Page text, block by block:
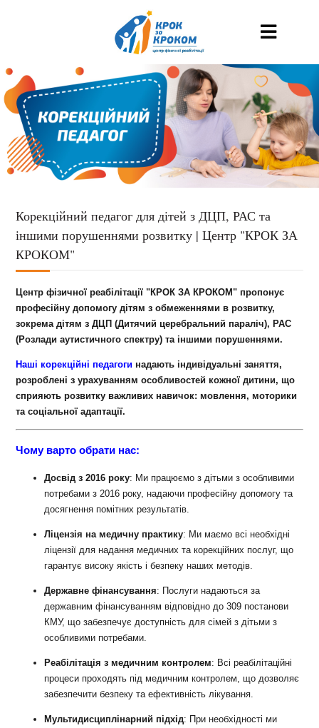
Корекційний педагог для дітей з ДЦП, РАС та
іншими порушеннями розвитку | Центр "КРОК ЗА
КРОКОМ"
Центр фізичної реабілітації "КРОК ЗА КРОКОМ" пропонує
професійну допомогу дітям з обмеженнями в розвитку,
зокрема дітям з ДЦП (Дитячий церебральний параліч), РАС
(Розлади аутистичного спектру) та іншими порушеннями.
Наші корекційні педагоги надають індивідуальні заняття,
розроблені з урахуванням особливостей кожної дитини, що
сприяють розвитку важливих навичок: мовлення, моторики
та соціальної адаптації.
Чому варто обрати нас:
Досвід з 2016 року: Ми працюємо з дітьми з особливими
потребами з 2016 року, надаючи професійну допомогу та
досягнення помітних результатів.
Ліцензія на медичну практику: Ми маємо всі необхідні
ліцензії для надання медичних та корекційних послуг, що
гарантує високу якість і безпеку наших методів.
Державне фінансування: Послуги надаються за
державним фінансуванням відповідно до 309 постанови
КМУ, що забезпечує доступність для сімей з дітьми з
особливими потребами.
Реабілітація з медичним контролем: Всі реабілітаційні
процеси проходять під медичним контролем, що дозволяє
забезпечити безпеку та ефективність лікування.
Мультидисциплінарний підхід: При необхідності ми